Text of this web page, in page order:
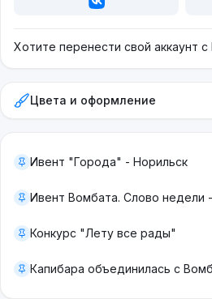
Хотите перенести свой аккаунт с
Цвета и оформление
Ивент "Города" - Норильск
Ивент Вомбата. Слово недели
Конкурс "Лету все рады"
Капибара объединилась с